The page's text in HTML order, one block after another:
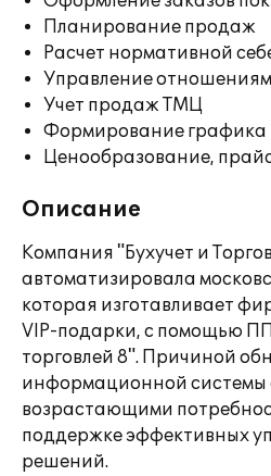
Планирование продаж
Расчет нормативной
Управление
Учет продаж ТМЦ
Формирование графика
Ценообразование,
Описание
Компания "Бухучет и
автоматизировала
которая изготавливает
VIP-подарки, с помощью
торговлей 8". Причиной
информационной системы
возрастающими
поддержке эффективных
решений.